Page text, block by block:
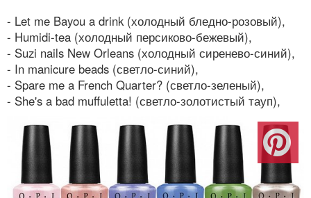
- Let me Bayou a drink (холодный бледно-розовый),
- Humidi-tea (холодный персиково-бежевый),
- Suzi nails New Orleans (холодный сиренево-синий),
- In manicure beads (светло-синий),
- Spare me a French Quarter? (светло-зеленый),
- She's a bad muffuletta! (светло-золотистый тауп),